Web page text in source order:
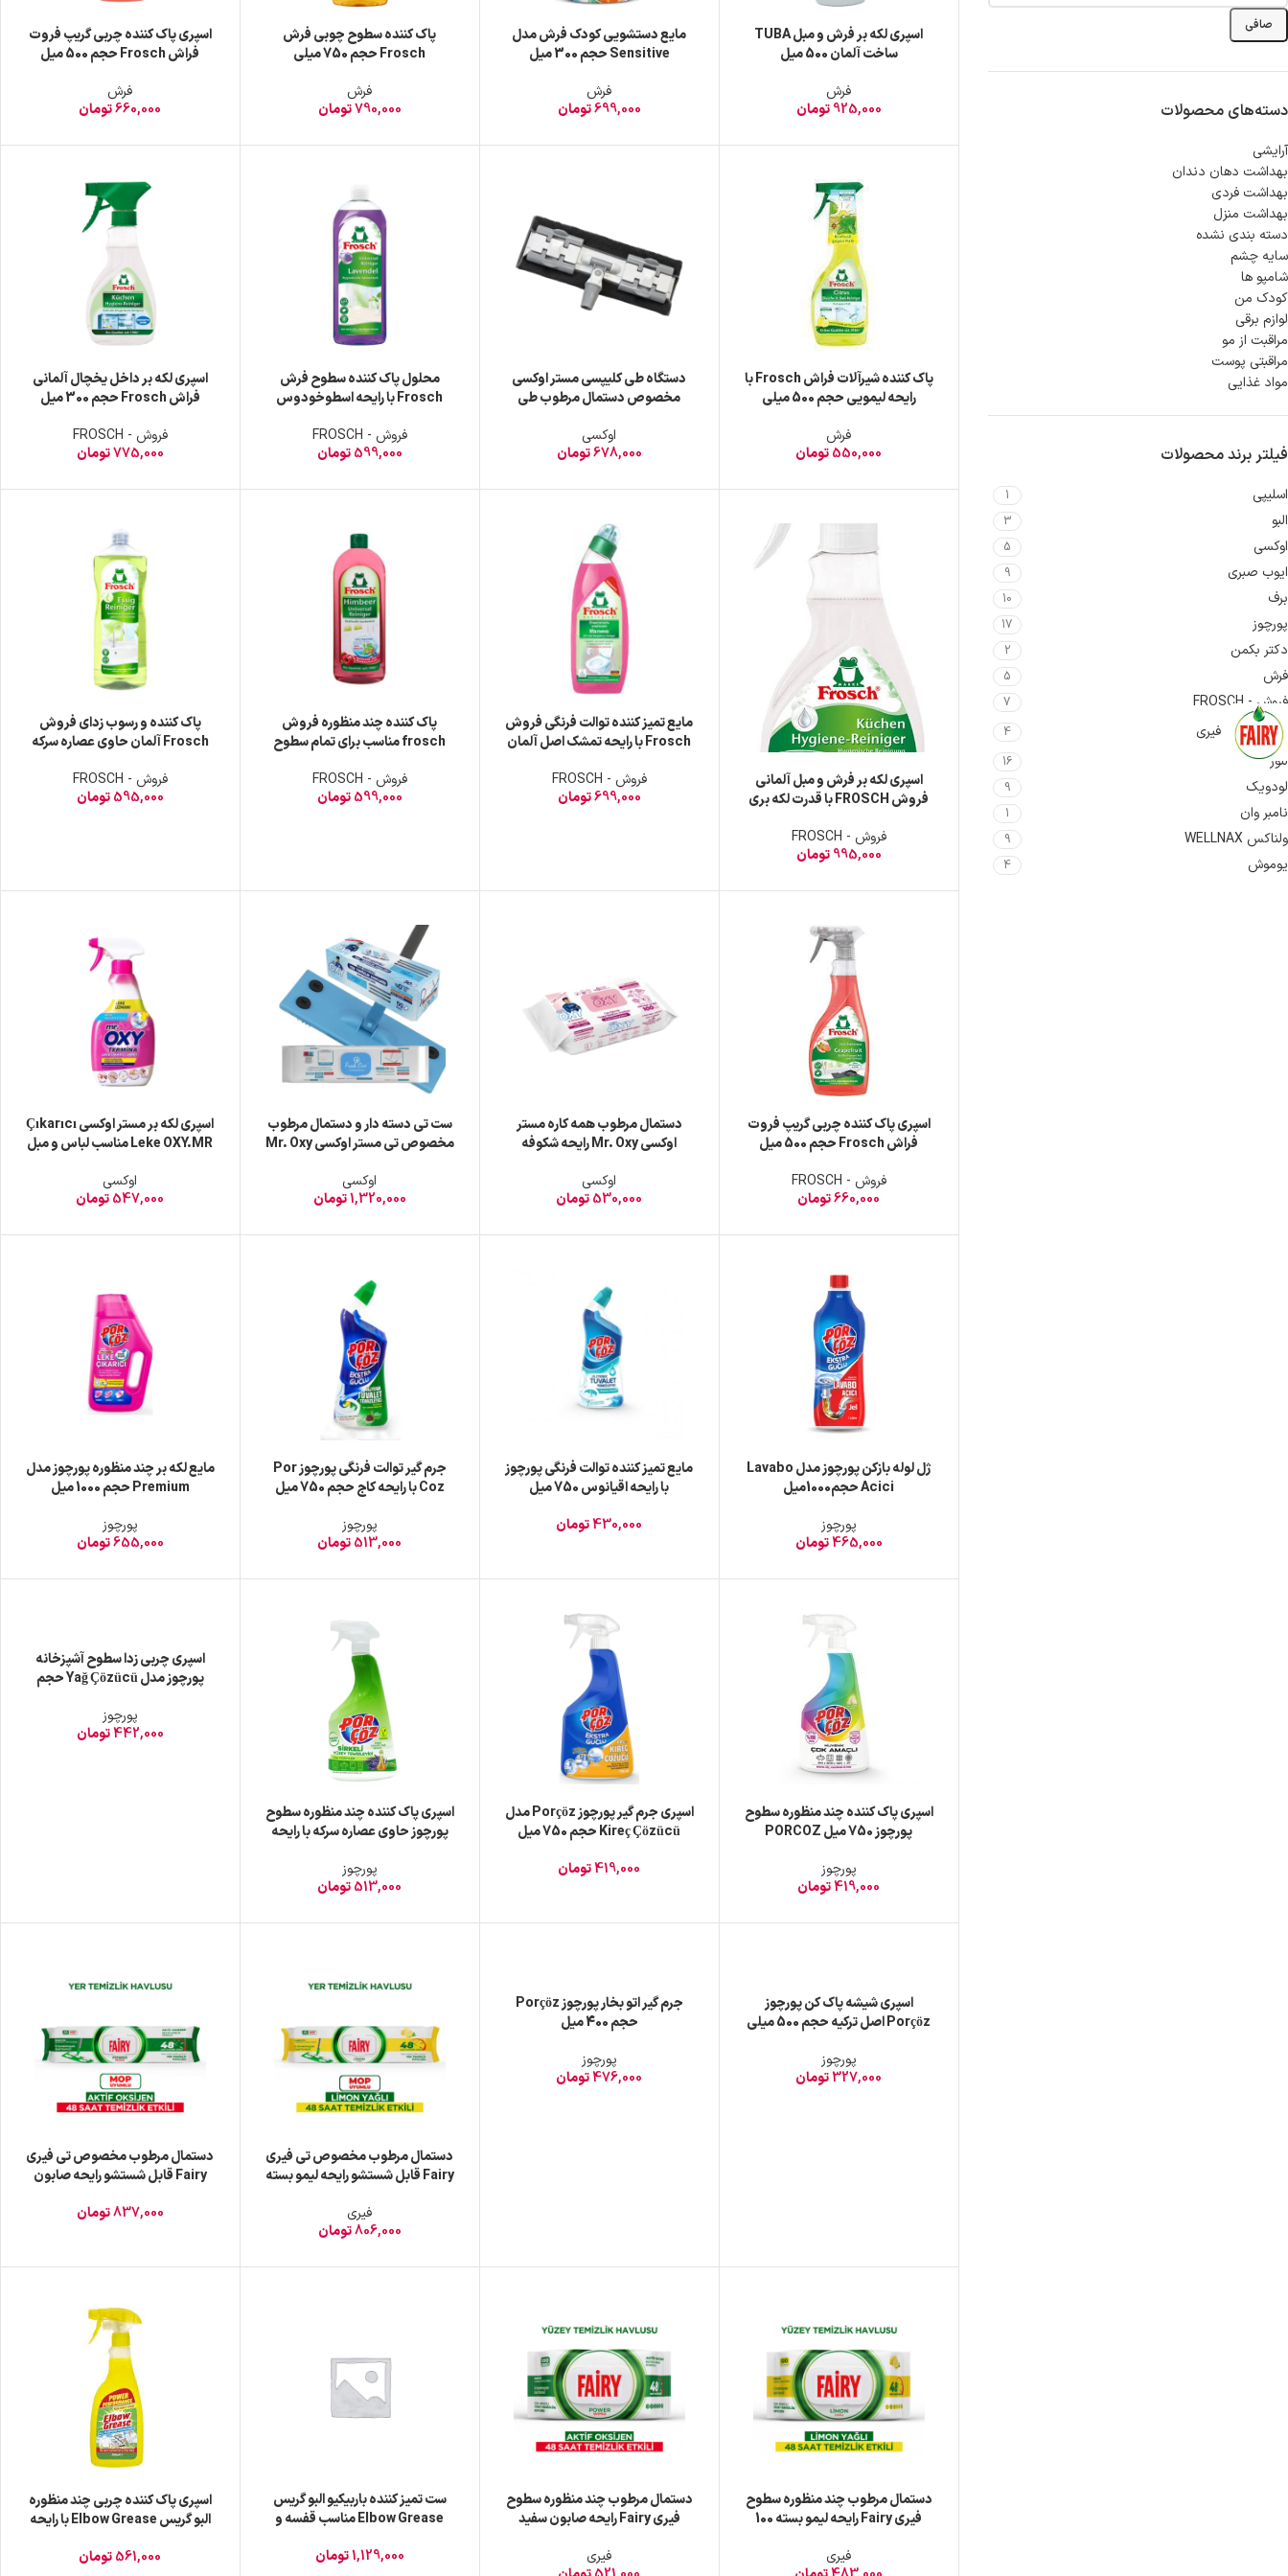
صافی
دسته‌های محصولات
آرایشی
بهداشت دهان دندان
بهداشت فردی
بهداشت منزل
دسته بندی نشده
سایه چشم
شامپو ها
کودک من
لوازم برقی
مراقبت از مو
مراقبتی پوست
مواد غذایی
فیلتر برند محصولات
اسلیپی 1
البو 3
اوکسی 5
ایوب صبری 9
برف 10
پورچوز 17
دکتر بکمن 2
فرش 5
فروش - FROSCH 7
فیری 4
لنور 16
لودویک 9
نامبر وان 1
ولناکس WELLNAX 9
یوموش 4
اسپری لکه بر فرش و مبل TUBA
ساخت آلمان 500 میل
فرش
925,000 تومان
مایع دستشویی کودک فرش مدل
Sensitive حجم 300 میل
فرش
699,000تومان
پاک کننده سطوح چوبی فرش
Frosch حجم 750 میلی
فرش
790,000تومان
اسپری پاک کننده چربی گریپ فروت
فراش Frosch حجم 500 میل
فرش
660,000تومان
پاک کننده شیرآلات فراش Frosch با
رایحه لیمویی حجم 500 میلی
فرش
550,000تومان
دستگاه طی کلیپسی مستر اوکسی
مخصوص دستمال مرطوب طی
اوکسی
678,000تومان
محلول پاک کننده سطوح فرش
Frosch با رایحه اسطوخودوس
فروش - FROSCH
599,000تومان
اسپری لکه بر داخل یخچال آلمانی
فراش Frosch حجم 300 میل
فروش - FROSCH
775,000تومان
اسپری لکه بر فرش و مبل آلمانی
فروش FROSCH با قدرت لکه بری
فروش - FROSCH
995,000 تومان
مایع تمیز کننده توالت فرنگی فروش
Frosch با رایحه تمشک اصل آلمان
فروش - FROSCH
699,000تومان
پاک کننده چند منظوره فروش
frosch مناسب برای تمام سطوح
فروش - FROSCH
599,000تومان
پاک کننده و رسوب زدای فروش
Frosch آلمان حاوی عصاره سرکه
فروش - FROSCH
595,000تومان
اسپری پاک کننده چربی گریپ فروت
فراش Frosch حجم 500 میل
فروش - FROSCH
660,000تومان
دستمال مرطوب همه کاره مستر
اوکسی Mr. Oxy رایحه شکوفه
اوکسی
530,000تومان
ست تی دسته دار و دستمال مرطوب
مخصوص تی مستر اوکسی Mr. Oxy
اوکسی
1,320,000تومان
اسپری لکه بر مستر اوکسی Çıkarıcı
Leke OXY.MR مناسب لباس و مبل
اوکسی
547,000تومان
ژل لوله بازکن پورچوز مدل Lavabo
Acici حجم1000میل
پورچوز
465,000تومان
مایع تمیز کننده توالت فرنگی پورچوز
با رایحه اقیانوس 750 میل
430,000تومان
جرم گیر توالت فرنگی پورچوز Por
Coz با رایحه کاج حجم 750 میل
پورچوز
513,000تومان
مایع لکه بر چند منظوره پورچوز مدل
Premium حجم 1000 میل
پورچوز
655,000تومان
اسپری پاک کننده چند منظوره سطوح
پورچوز 750 میل PORCOZ
پورچوز
419,000تومان
اسپری جرم گیر پورچوز Porçöz مدل
Kireç Çözücü حجم 750 میل
419,000تومان
اسپری پاک کننده چند منظوره سطوح
پورچوز حاوی عصاره سرکه با رایحه
پورچوز
513,000تومان
اسپری چربی زدا سطوح آشپزخانه
پورچوز مدل Yağ Çözücü حجم
پورچوز
442,000تومان
اسپری شیشه پاک کن پورچوز
Porçöz اصل ترکیه حجم 500 میلی
پورچوز
327,000تومان
جرم گیر اتو بخار پورچوز Porçöz
حجم 400 میل
پورچوز
476,000تومان
دستمال مرطوب مخصوص تی فیری
Fairy قابل شستشو رایحه لیمو بسته
فیری
806,000تومان
دستمال مرطوب مخصوص تی فیری
Fairy قابل شستشو رایحه صابون
837,000تومان
دستمال مرطوب چند منظوره سطوح
فیری Fairy رایحه لیمو بسته 100
فیری
دستمال مرطوب چند منظوره سطوح
فیری Fairy رایحه صابون سفید
فیری
ست تمیز کننده باربیکیو البو گریس
Elbow Grease مناسب قفسه و
1,129,000تومان
اسپری پاک کننده چربی چند منظوره
البو گریس Elbow Grease با رایحه
561,000تومان